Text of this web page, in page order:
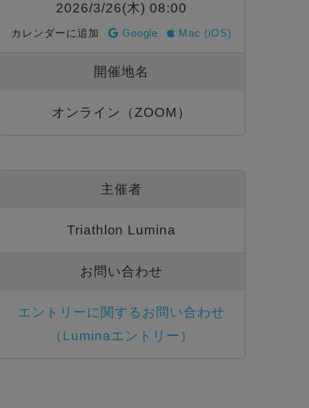
2026/3/26(木) 08:00
カレンダーに追加 Google Mac (iOS)
開催地名
オンライン（ZOOM）
主催者
Triathlon Lumina
お問い合わせ
エントリーに関するお問い合わせ
（Luminaエントリー）